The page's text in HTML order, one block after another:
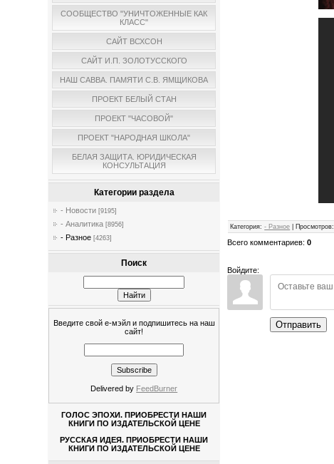
СООБЩЕСТВО "УНИЧТОЖЕННЫЕ КАК
КЛАСС"
САЙТ ВСХСОН
САЙТ И.П. ЗОЛОТУССКОГО
НАШ САВВА. ПАМЯТИ С.В. ЯМЩИКОВА
ПРОЕКТ БЕЛЫЙ СТАН
ПРОЕКТ "ЧАСОВОЙ"
ПРОЕКТ "НАРОДНАЯ ШКОЛА"
БЕЛАЯ ЗАЩИТА. ЮРИДИЧЕСКАЯ
КОНСУЛЬТАЦИЯ
Категории раздела
- Новости [9195]
- Аналитика [8956]
- Разное [4263]
Поиск
Введите свой е-мэйл и подпишитесь на наш
сайт!
Delivered by FeedBurner
ГОЛОС ЭПОХИ. ПРИОБРЕСТИ НАШИ
КНИГИ ПО ИЗДАТЕЛЬСКОЙ ЦЕНЕ
РУССКАЯ ИДЕЯ. ПРИОБРЕСТИ НАШИ
КНИГИ ПО ИЗДАТЕЛЬСКОЙ ЦЕНЕ
Категория: - Разное Просмотров:
Всего комментариев:0
Войдите:
Отправить